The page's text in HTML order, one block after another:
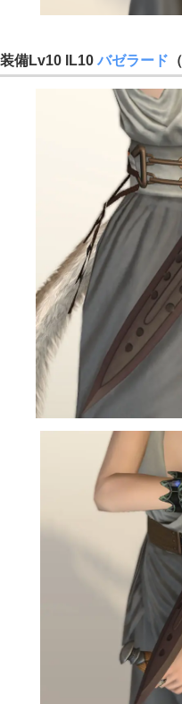
装備Lv10 IL10 バゼラード